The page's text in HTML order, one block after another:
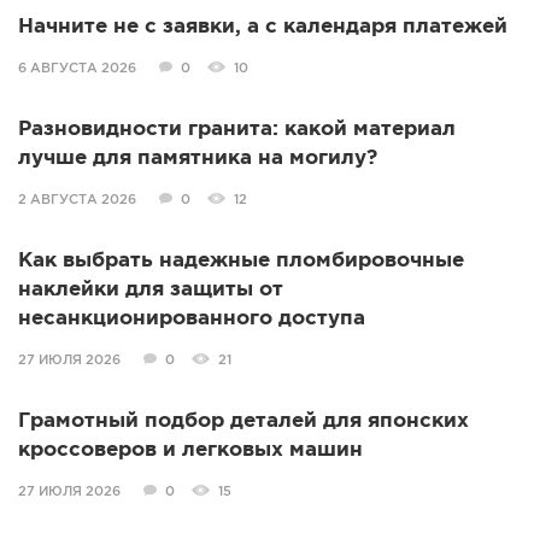
Начните не с заявки, а с календаря платежей
6 АВГУСТА 2026 0 10
Разновидности гранита: какой материал
лучше для памятника на могилу?
2 АВГУСТА 2026 0 12
Как выбрать надежные пломбировочные
наклейки для защиты от
несанкционированного доступа
27 ИЮЛЯ 2026 0 21
Грамотный подбор деталей для японских
кроссоверов и легковых машин
27 ИЮЛЯ 2026 0 15